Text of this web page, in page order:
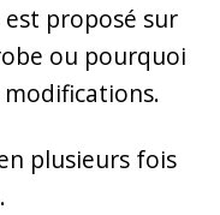
proposé sur
ou pourquoi
modifications.
plusieurs fois